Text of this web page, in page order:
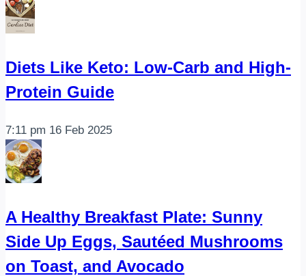
Diets Like Keto: Low-Carb and High-
Protein Guide
7:11 pm 16 Feb 2025
A Healthy Breakfast Plate: Sunny
Side Up Eggs, Sautéed Mushrooms
on Toast, and Avocado